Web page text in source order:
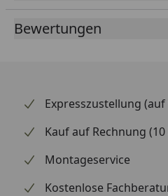
Antriebs. Supersprox zählt
renommiertesten Marken
Bewertungen
Expresszustellung (auf
Kauf auf Rechnung
Montageservice
Kostenlose